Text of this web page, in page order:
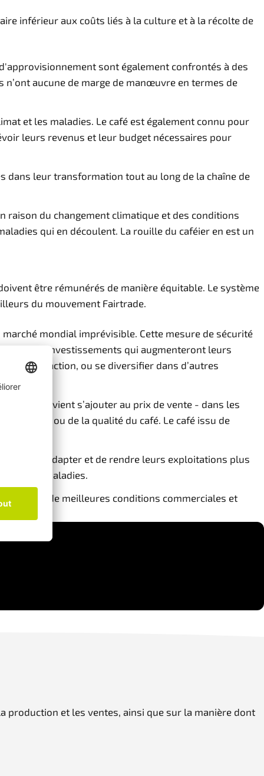
inférieur aux coûts liés à la culture et à la récolte de
sont également confrontés à des
aucune de marge de manœuvre en termes de
et les maladies. Le café est également connu pour
leurs revenus et leur budget nécessaires pour
dans leur transformation tout au long de la chaîne de
raison du changement climatique et des conditions
qui en découlent. La rouille du caféier en est un
être rémunérés de manière équitable. Le système
du mouvement Fairtrade.
mondial imprévisible. Cette mesure de sécurité
des investissements qui augmenteront leurs
de torréfaction, ou se diversifier dans d’autres
qui vient s’ajouter au prix de vente - dans les
ou de la qualité du café. Le café issu de
de s'adapter et de rendre leurs exploitations plus
et aux maladies.
négocier de meilleures conditions commerciales et
production et les ventes, ainsi que sur la manière dont